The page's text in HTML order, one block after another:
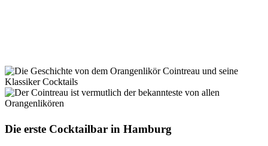
Die erste Cocktailbar in Hamburg